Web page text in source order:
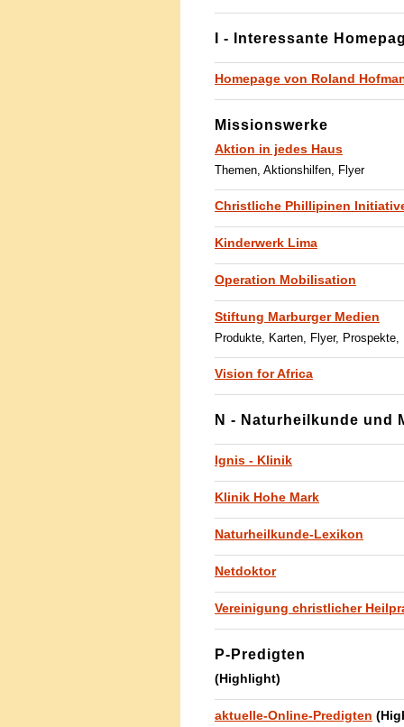
I - Interessante
Homepage von Roland
Missionswerke
Aktion in jedes Haus
Themen, Aktionshilfen, Flyer
Christliche Phillipinen
Kinderwerk Lima
Operation Mobilisation
Stiftung Marburger Medien
Produkte, Karten, Flyer, Prospekte,
Vision for Africa
N - Naturheilkunde und
Ignis - Klinik
Klinik Hohe Mark
Naturheilkunde-Lexikon
Netdoktor
Vereinigung christlicher
P-Predigten
(Highlight)
aktuelle-Online-Predigten